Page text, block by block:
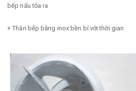
bếp nấu tỏa ra
+ Thân bếp bằng inox bền bỉ với thời gian